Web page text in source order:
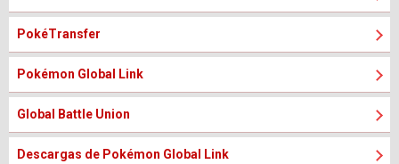
PokéTransfer
Pokémon Global Link
Global Battle Union
Descargas de Pokémon Global Link